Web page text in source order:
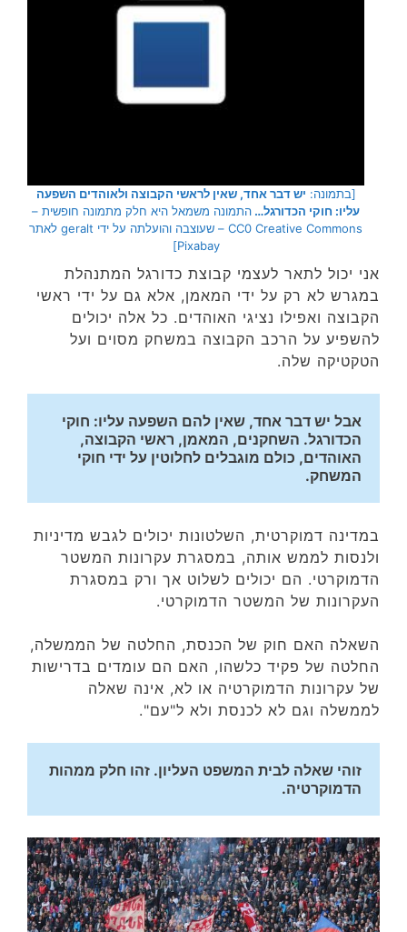
[בתמונה: יש דבר אחד, שאין לראשי הקבוצה ולאוהדים השפעה
עליו: חוקי הכדורגל… התמונה משמאל היא חלק מתמונה חופשית –
CC0 Creative Commons – שעוצבה והועלתה על ידי geralt לאתר
Pixabay]
אני יכול לתאר לעצמי קבוצת כדורגל המתנהלת
במגרש לא רק על ידי המאמן, אלא גם על ידי ראשי
הקבוצה ואפילו נציגי האוהדים. כל אלה יכולים
להשפיע על הרכב הקבוצה במשחק מסוים ועל
הטקטיקה שלה.
המשחק.
במדינה דמוקרטית, השלטונות יכולים לגבש מדיניות
ולנסות לממש אותה, במסגרת עקרונות המשטר
הדמוקרטי. הם יכולים לשלוט אך ורק במסגרת
העקרונות של המשטר הדמוקרטי.
השאלה האם חוק של הכנסת, החלטה של הממשלה,
החלטה של פקיד כלשהו, האם הם עומדים בדרישות
של עקרונות הדמוקרטיה או לא, אינה שאלה
לממשלה וגם לא לכנסת ולא ל"עם".
הדמוקרטיה.